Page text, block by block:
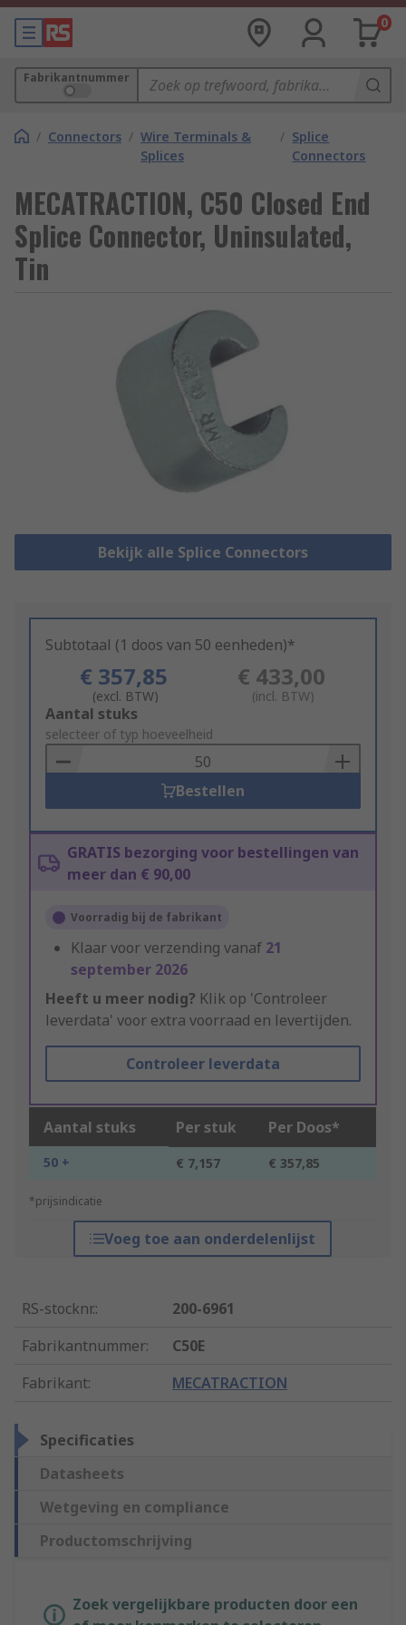
0
Fabrikantnummer
/ Connectors / Wire Terminals &
Splices
/ Splice
Connectors
MECATRACTION, C50 Closed End
Splice Connector, Uninsulated,
Tin
Bekijk alle Splice Connectors
Subtotaal (1 doos van 50 eenheden)*
€ 357,85
(excl. BTW)
€ 433,00
(incl. BTW)
Add
to
Basket
Aantal stuks
selecteer of typ hoeveelheid
Bestellen
GRATIS bezorging voor bestellingen van
meer dan € 90,00
Voorradig bij de fabrikant
Klaar voor verzending vanaf 21
september 2026
Heeft u meer nodig? Klik op 'Controleer
leverdata' voor extra voorraad en levertijden.
Controleer leverdata
Aantal stuks Per stuk Per Doos*
50 + € 7,157 € 357,85
*prijsindicatie
Voeg toe aan onderdelenlijst
RS-stocknr.:
200-6961
Fabrikantnummer:
C50E
Fabrikant: MECATRACTION
Specificaties
Datasheets
Wetgeving en compliance
Productomschrijving
Zoek vergelijkbare producten door een